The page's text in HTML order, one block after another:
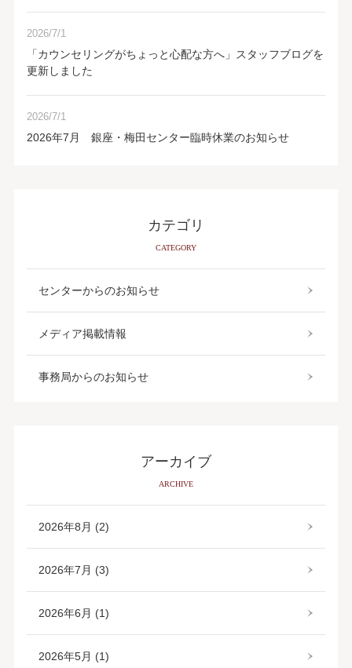
2026/7/1
「カウンセリングがちょっと心配な方へ」スタッフブログを
更新しました
2026/7/1
2026年7月 銀座・梅田センター臨時休業のお知らせ
カテゴリ
CATEGORY
センターからのお知らせ
メディア掲載情報
事務局からのお知らせ
アーカイブ
ARCHIVE
2026年8月 (2)
2026年7月 (3)
2026年6月 (1)
2026年5月 (1)